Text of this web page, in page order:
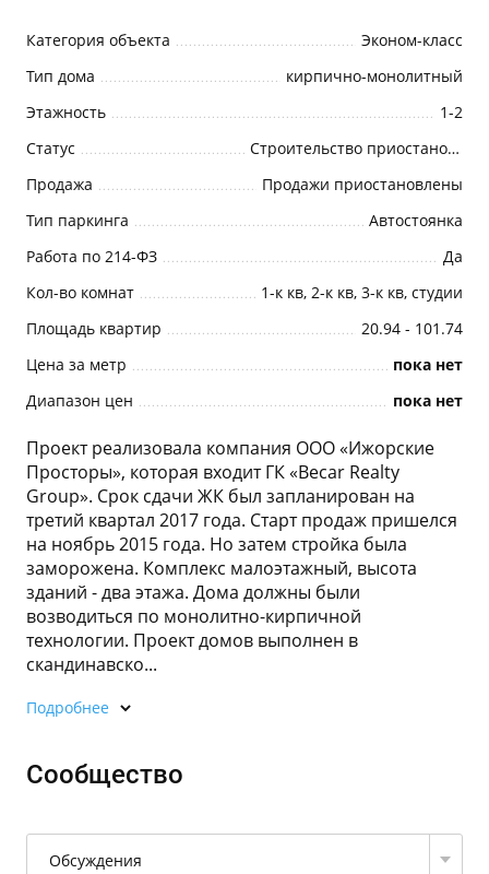
Категория объекта
Эконом-класс
Тип дома
кирпично-монолитный
Этажность
1-2
Статус
Строительство приостановлено
Продажа
Продажи приостановлены
Тип паркинга
Автостоянка
Работа по 214-ФЗ
Да
Кол-во комнат
1-к кв, 2-к кв, 3-к кв, студии
Площадь квартир
20.94 - 101.74
Цена за метр
пока нет
Диапазон цен
пока нет
Проект реализовала компания ООО «Ижорские
Просторы», которая входит ГК «Becar Realty
Group». Срок сдачи ЖК был запланирован на
третий квартал 2017 года. Старт продаж пришелся
на ноябрь 2015 года. Но затем стройка была
заморожена. Комплекс малоэтажный, высота
зданий - два этажа. Дома должны были
возводиться по монолитно-кирпичной
технологии. Проект домов выполнен в
скандинавско...
Подробнее
Сообщество
Обсуждения